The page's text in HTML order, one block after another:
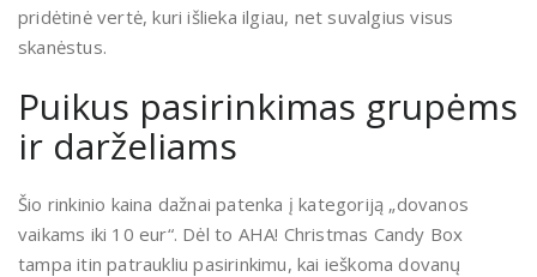
pridėtinė vertė, kuri išlieka ilgiau, net suvalgius visus
skanėstus.
Puikus pasirinkimas grupėms
ir darželiams
Šio rinkinio kaina dažnai patenka į kategoriją „dovanos
vaikams iki 10 eur“. Dėl to AHA! Christmas Candy Box
tampa itin patraukliu pasirinkimu, kai ieškoma dovanų